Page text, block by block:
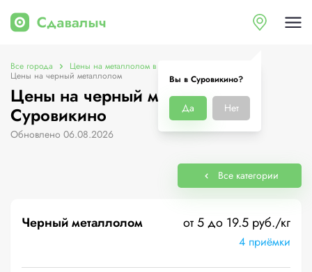
Вы в Суровикино?
Да Нет
Все города Цены на металлолом в Суровикино
Цены на черный металлолом
Цены на черный металлолом в
Суровикино
Обновлено 06.08.2026
Все категории
Черный металлолом от 5 до 19.5 руб./кг
4 приёмки